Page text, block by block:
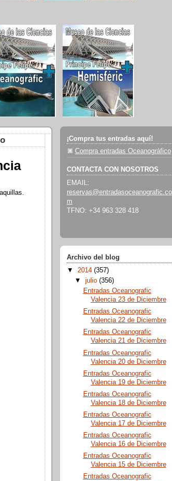
¡Compra tus entradas aquí!
Compra entradas Oceanográfico
CONTACTA CON NOSOTROS
EMAIL:
reservas@entradasoceanografic.co
m
TFNO: +34 963 328 418
Archivo del blog
▼ 2014 (357)
▼julio(356)
Entradas Oceanografic
Valencia 23 de Diciembre
Entradas Oceanografic
Valencia 22 de Diciembre
Entradas Oceanografic
Valencia 21 de Diciembre
Entradas Oceanografic
Valencia 20 de Diciembre
Entradas Oceanografic
Valencia 19 de Diciembre
Entradas Oceanografic
Valencia 18 de Diciembre
Entradas Oceanografic
Valencia 17 de Diciembre
Entradas Oceanografic
Valencia 16 de Diciembre
Entradas Oceanografic
Valencia 15 de Diciembre
Entradas Oceanografic